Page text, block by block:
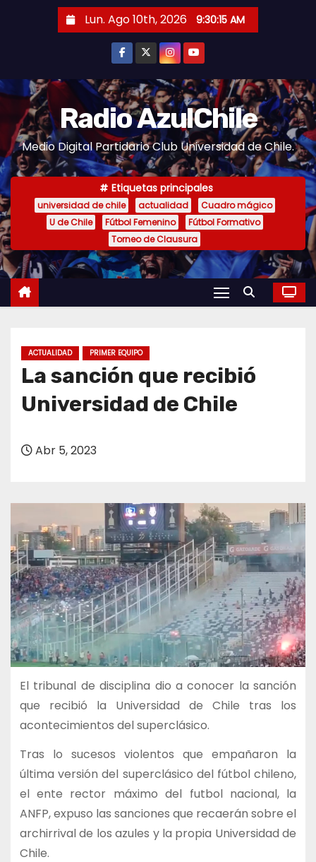
a
l
c
o
n
t
e
n
d
Lun. Ago 10th, 2026 9:30:16 AM
Radio AzulChile
Medio Digital Partidario Club Universidad de Chile.
Etiquetas principales
universidad de chile actualidad
Cuadro mágico
U de Chile
Fútbol Femenino
Fútbol Formativo
Torneo de Clausura
ACTUALIDAD PRIMER EQUIPO
La sanción que recibió
Universidad de Chile
Abr 5, 2023
El tribunal de disciplina dio a conocer la sanción
que recibió la Universidad de Chile tras los
acontecimientos del superclásico.
Tras lo sucesos violentos que empañaron la
última versión del superclásico del fútbol chileno,
el ente rector máximo del futbol nacional, la
ANFP, expuso las sanciones que recaerán sobre el
archirrival de los azules y la propia Universidad de
Chile.